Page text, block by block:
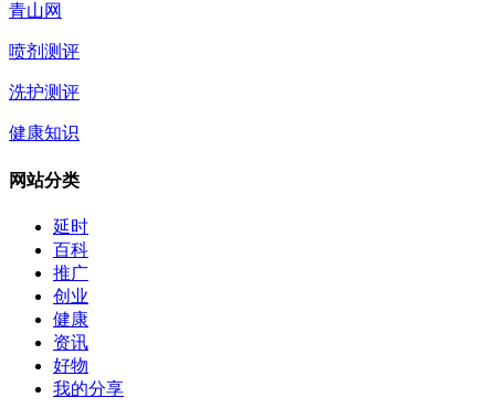
青山网
喷剂测评
洗护测评
健康知识
网站分类
延时
百科
推广
创业
健康
资讯
好物
我的分享